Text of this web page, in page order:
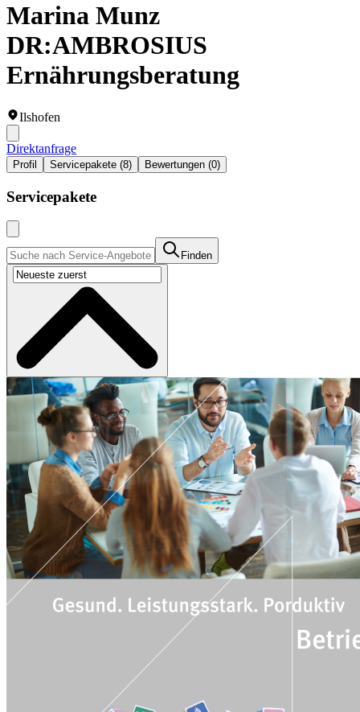
Marina Munz
DR:AMBROSIUS
Ernährungsberatung
Ilshofen
Direktanfrage
Profil Servicepakete (8) Bewertungen (0)
Servicepakete
Finden